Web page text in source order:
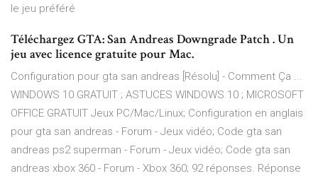
le jeu préféré
Téléchargez GTA: San Andreas Downgrade Patch . Un
jeu avec licence gratuite pour Mac.
Configuration pour gta san andreas [Résolu] - Comment Ça ...
WINDOWS 10 GRATUIT ; ASTUCES WINDOWS 10 ; MICROSOFT
OFFICE GRATUIT Jeux PC/Mac/Linux; Configuration en anglais
pour gta san andreas - Forum - Jeux vidéo; Code gta san
andreas ps2 superman - Forum - Jeux vidéo; Code gta san
andreas xbox 360 - Forum - Xbox 360; 92 réponses. Réponse